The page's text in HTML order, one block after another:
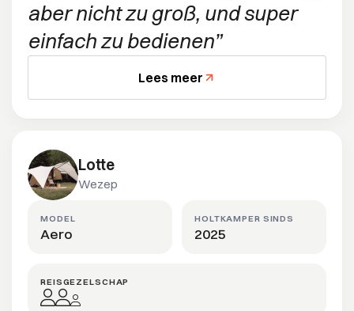
aber nicht zu groß, und super
einfach zu bedienen
Lees meer
Lotte
Wezep
MODEL
Aero
REISGEZELSCHAP
HOLTKAMPER SINDS
2025